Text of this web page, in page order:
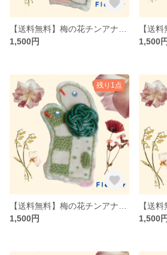
1,500円
1,500円
残り1点
1,500円
1,500円